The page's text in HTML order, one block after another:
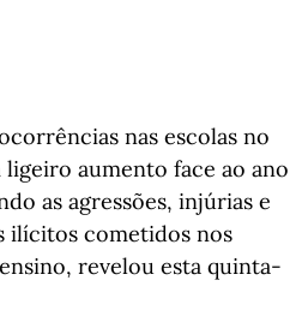
nas escolas no
aumento face ao ano
as agressões, injúrias e
ilícitos cometidos nos
revelou esta quinta-